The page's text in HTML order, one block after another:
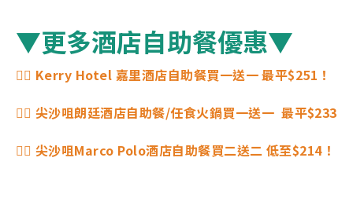
▼更多酒店自助餐優惠▼
👉🏻 Kerry Hotel 嘉里酒店自助餐買一送一 最平$251！
👉🏻 尖沙咀朗廷酒店自助餐/任食火鍋買一送一 最平$233
👉🏻 尖沙咀Marco Polo酒店自助餐買二送二 低至$214！